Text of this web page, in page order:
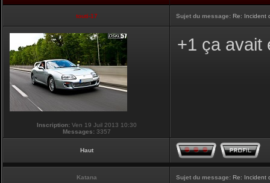
touti-17 Sujet du message: Re: Incident
Inscription:Ven 19 Juil 2013 10:30
Messages:3357
+1 ça avait
Haut
Katana Sujet du message: Re: Incident